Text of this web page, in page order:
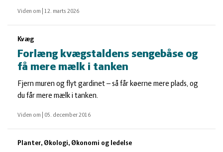
Viden om 12. marts 2026
Kvæg
Forlæng kvægstaldens sengebåse og
få mere mælk i tanken
Fjern muren og flyt gardinet – så får køerne mere plads, og
du får mere mælk i tanken.
Viden om 05. december 2016
Planter, Økologi, Økonomi og ledelse